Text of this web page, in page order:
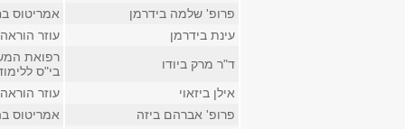
פרופ' שלמה בידרמן
אמריטוס
עינת בידרמן
עוזר
ד"ר מרק ביודו
רפואת
בי"ס
אילן ביזאוי
עוזר
פרופ' אברהם ביזה
אמריטוס